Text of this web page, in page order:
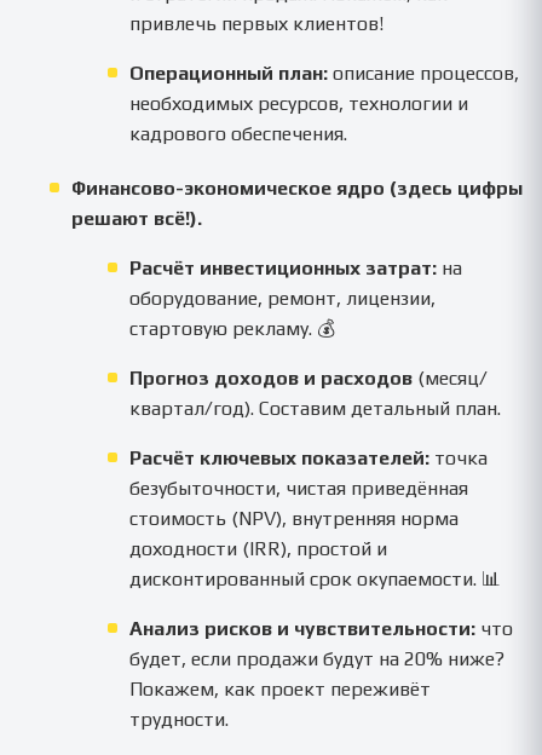
привлечь первых клиентов!
Операционный план: описание процессов,
необходимых ресурсов, технологии и
кадрового обеспечения.
Финансово-экономическое ядро (здесь цифры
решают всё!).
Расчёт инвестиционных затрат: на
оборудование, ремонт, лицензии,
стартовую рекламу. 💰
Прогноз доходов и расходов (месяц/
квартал/год). Составим детальный план.
Расчёт ключевых показателей: точка
безубыточности, чистая приведённая
стоимость (NPV), внутренняя норма
доходности (IRR), простой и
дисконтированный срок окупаемости. 📊
Анализ рисков и чувствительности: что
будет, если продажи будут на 20% ниже?
Покажем, как проект переживёт
трудности.